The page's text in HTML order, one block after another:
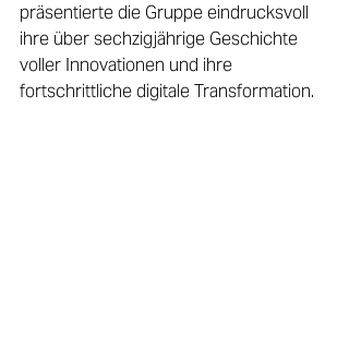
präsentierte die Gruppe eindrucksvoll
ihre über sechzigjährige Geschichte
voller Innovationen und ihre
fortschrittliche digitale Transformation.